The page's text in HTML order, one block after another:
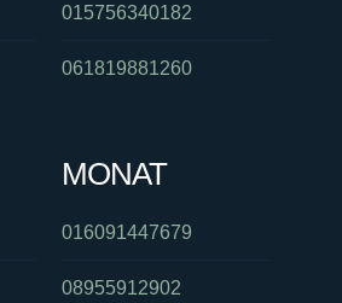
015756340182
061819881260
MONAT
016091447679
08955912902